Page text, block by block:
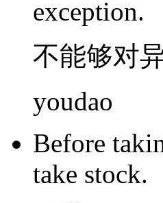
exception.
不能够对
youdao
Before
take stock.